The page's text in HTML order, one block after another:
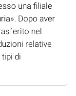
una filiale
Dopo aver
nel
relative
di